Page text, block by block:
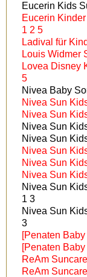
Eucerin Kids
Eucerin
1 2 5
Ladival für
Louis Widmer
Lovea Disney
5
Nivea Baby
Nivea Sun
Nivea Sun
Nivea Sun
Nivea Sun
Nivea Sun
Nivea Sun
Nivea Sun
Nivea Sun
1 3
Nivea Sun
3
[Penaten
[Penaten
ReAm
ReAm